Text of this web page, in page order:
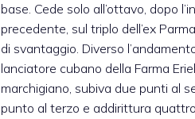
base. Cede solo all’ottavo, dopo
precedente, sul triplo dell’ex
di svantaggio. Diverso
lanciatore cubano della Farma
marchigiano, subiva due punti al
punto al terzo e addirittura